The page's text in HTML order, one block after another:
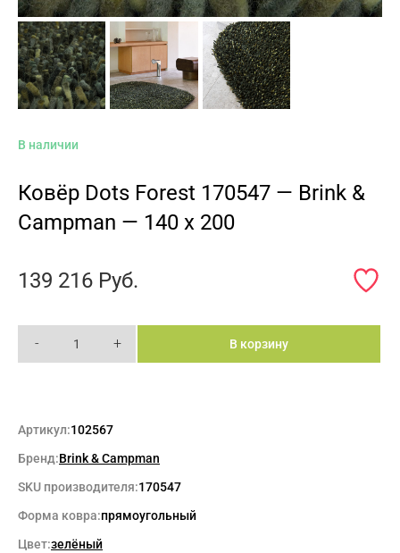
В наличии
Ковёр Dots Forest 170547 — Brink &
Campman — 140 x 200
139 216 Руб.
- + В корзину
Артикул:102567
Бренд:Brink & Campman
SKU производителя:170547
Форма ковра:прямоугольный
Цвет:зелёный